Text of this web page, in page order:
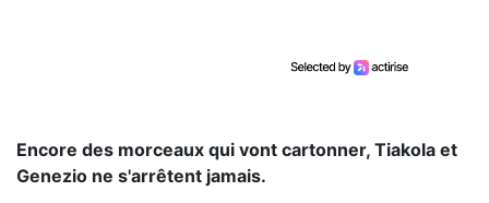
Encore des morceaux qui vont cartonner, Tiakola et
Genezio ne s'arrêtent jamais.